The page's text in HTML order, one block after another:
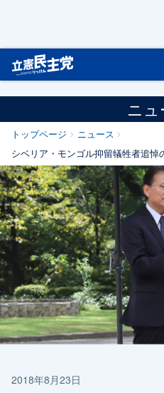
ニュ
トップページ
ニュース
シベリア・モンゴル抑留犠牲者追
2018年8月23日